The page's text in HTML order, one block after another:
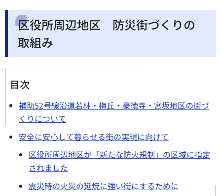
区役所周辺地区 防災街づくりの
取組み
目次
補助52号線沿道若林・梅丘・豪徳寺・宮坂地区の街づ
くりについて
安全に安心して暮らせる街の実現に向けて
区役所周辺地区が「新たな防火規制」の区域に指定
されました
震災時の火災の延焼に強い街にするために